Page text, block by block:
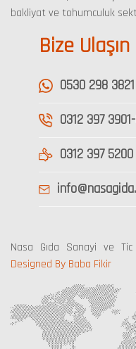
bakliyat ve tohumculuk
Bize Ulaşın
0530 298 3821
0312 397
0312 397 5200
Nasa Gıda Sanayi ve
Designed By Baba Fikir